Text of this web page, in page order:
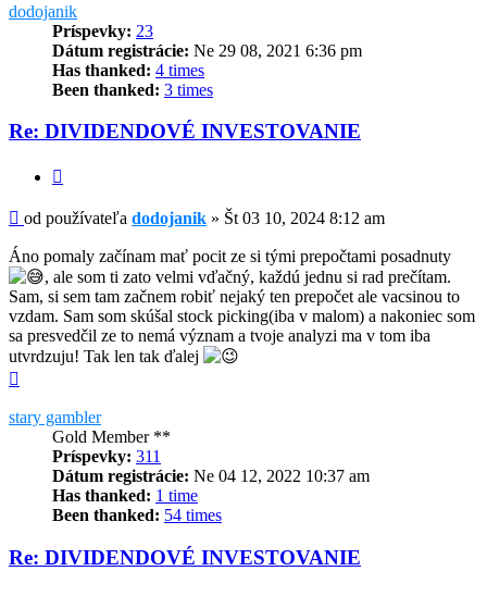
dodojanik
Príspevky: 23
Dátum registrácie: Ne 29 08, 2021 6:36 pm
Has thanked: 4 times
Been thanked: 3 times
Re: DIVIDENDOVÉ INVESTOVANIE
Príspevok
od používateľa dodojanik » Št 03 10, 2024 8:12 am
Áno pomaly začínam mať pocit ze si tými prepočtami posadnuty
, ale som ti zato velmi vďačný, každú jednu si rad prečítam.
Sam, si sem tam začnem robiť nejaký ten prepočet ale vacsinou to
vzdam. Sam som skúšal stock picking(iba v malom) a nakoniec som
sa presvedčil ze to nemá význam a tvoje analyzi ma v tom iba
utvrdzuju! Tak len tak ďalej
stary gambler
Gold Member **
Príspevky: 311
Dátum registrácie: Ne 04 12, 2022 10:37 am
Has thanked: 1 time
Been thanked: 54 times
Re: DIVIDENDOVÉ INVESTOVANIE